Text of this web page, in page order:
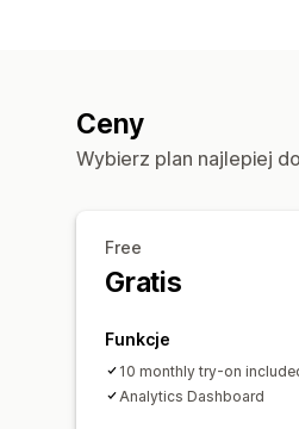
Ceny
Wybierz plan najlepiej
Free
Gratis
Funkcje
10 monthly try-on
Analytics Dashboard